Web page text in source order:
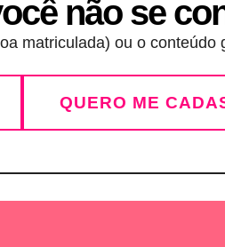
não se
matriculada) ou o
QUERO ME